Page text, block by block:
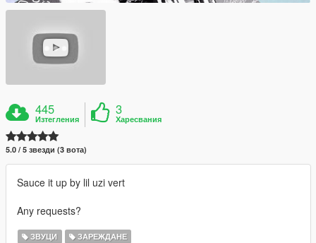
445
Изтегления
3
Харесвания
5.0 / 5 звезди (3 вота)
Sauce it up by lil uzi vert
Any requests?
ЗВУЦИ ЗАРЕЖДАНЕ